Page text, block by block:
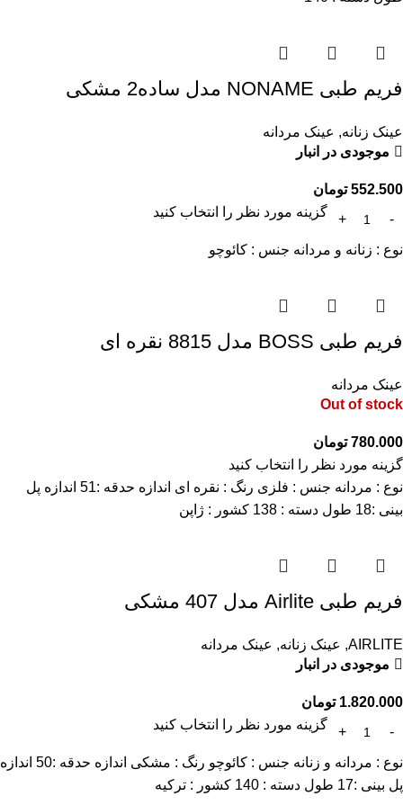
فریم طبی NONAME مدل ساده2 مشکی
عینک زنانه, عینک مردانه
موجودی در انبار
552.500 تومان
گزینه مورد نظر را انتخاب کنید
نوع : زنانه و مردانه جنس : کائوچو
فریم طبی BOSS مدل 8815 نقره ای
عینک مردانه
Out of stock
780.000 تومان
گزینه مورد نظر را انتخاب کنید
نوع : مردانه جنس : فلزی رنگ : نقره ای اندازه حدقه :51 اندازه پل
بینی :18 طول دسته : 138 کشور : ژاپن
فریم طبی Airlite مدل 407 مشکی
AIRLITE
, عینک زنانه, عینک مردانه
موجودی در انبار
1.820.000 تومان
گزینه مورد نظر را انتخاب کنید
نوع : مردانه و زنانه جنس : کائوچو رنگ : مشکی اندازه حدقه :50 اندازه
پل بینی :17 طول دسته : 140 کشور : ترکیه